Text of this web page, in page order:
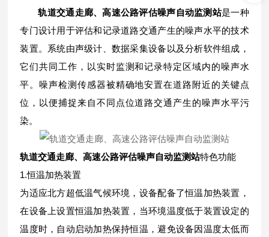
轨道交通走廊、高速公路评估噪声自动监测站是一种
专门设计用于评估和记录道路交通产生的噪声水平的技术
装置。系统由声级计、数据采集设备以及分析软件组成，
它们共同工作，以实时监测和记录特定区域内的噪声水
平。噪声检测传感器被精确地安置在道路附近的关键点
位，以便捕捉来自不同点位道路交通产生的噪声水平污
染。
轨道交通走廊、高速公路评估噪声自动监测站特色功能
1.恒温加热装置
为适应北方超低温气候环境，设备配备了恒温加热装置，
在设备上设置恒温加热装置，当环境温度低于装置设定的
温度时，自动启动加热保持恒温，避免设备因温度太低而